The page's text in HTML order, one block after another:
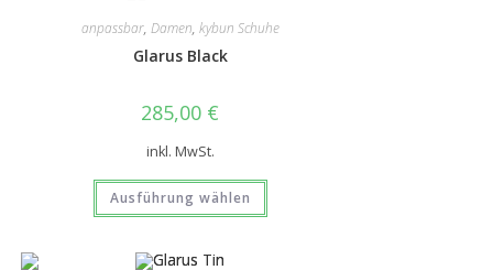
anpassbar, Damen, kybun Schuhe
Glarus Black
285,00 €
inkl. MwSt.
Ausführung wählen